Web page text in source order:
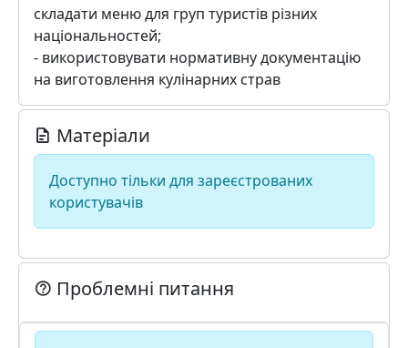
складати меню для груп туристів різних
національностей;
- використовувати нормативну документацію
на виготовлення кулінарних страв
Матеріали
Доступно тільки для зареєстрованих
користувачів
Проблемні питання